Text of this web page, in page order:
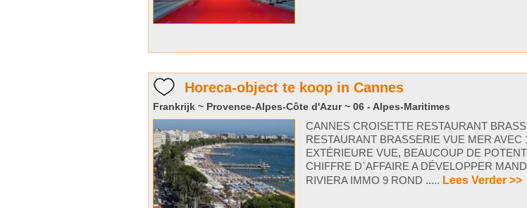
Horeca-object te koop in Cannes
Frankrijk ~ Provence-Alpes-Côte d'Azur ~ 06 - Alpes-Maritimes
CANNES CROISETTE RESTAURANT
RESTAURANT BRASSERIE VUE MER
EXTÉRIEURE VUE, BEAUCOUP DE
CHIFFRE D`AFFAIRE A DÉVELOPPER
RIVIERA IMMO 9 ROND ..... Lees Verder >>